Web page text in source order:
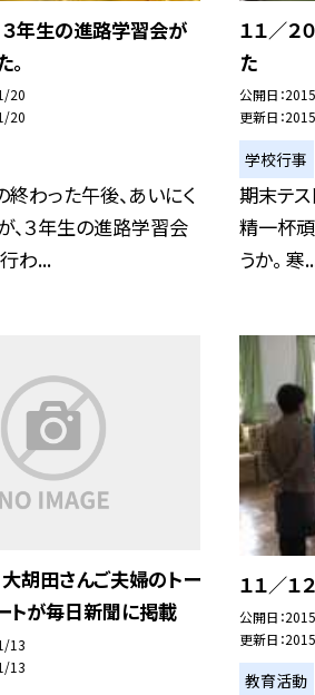
年生の進路学習会が
20
20
終わった午後、あいにく
、３年生の進路学習会
わ...
１１／
た
公開日
更新日
学校行事
期末テス
精一杯頑
うか。 寒
胡田さんご夫婦のトー
トが毎日新聞に掲載
13
13
１１／
公開日
更新日
教育活動